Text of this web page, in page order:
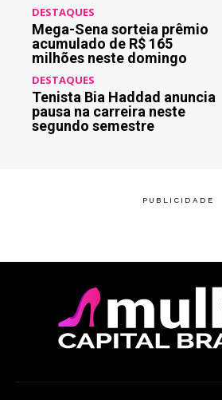
DESTAQUES
Mega-Sena sorteia prêmio
acumulado de R$ 165
milhões neste domingo
DESTAQUES
Tenista Bia Haddad anuncia
pausa na carreira neste
segundo semestre